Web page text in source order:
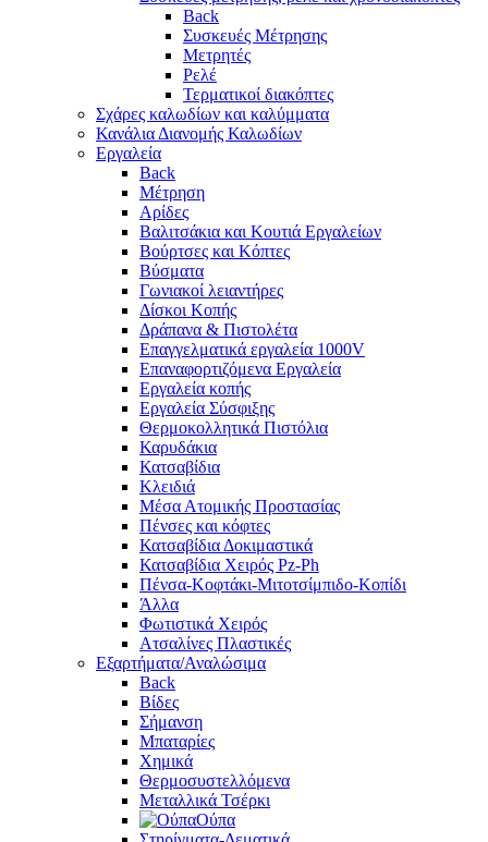
Back
Συσκευές Μέτρησης
Μετρητές
Ρελέ
Τερματικοί διακόπτες
Σχάρες καλωδίων και καλύμματα
Κανάλια Διανομής Καλωδίων
Εργαλεία
Back
Μέτρηση
Αρίδες
Βαλιτσάκια και Κουτιά Εργαλείων
Βούρτσες και Κόπτες
Βύσματα
Γωνιακοί λειαντήρες
Δίσκοι Κοπής
Δράπανα & Πιστολέτα
Επαγγελματικά εργαλεία 1000V
Επαναφορτιζόμενα Εργαλεία
Εργαλεία κοπής
Εργαλεία Σύσφιξης
Θερμοκολλητικά Πιστόλια
Καρυδάκια
Κατσαβίδια
Κλειδιά
Μέσα Ατομικής Προστασίας
Πένσες και κόφτες
Κατσαβίδια Δοκιμαστικά
Κατσαβίδια Χειρός Pz-Ph
Πένσα-Κοφτάκι-Μιτοτσίμπιδο-Κοπίδι
Άλλα
Φωτιστικά Χειρός
Ατσαλίνες Πλαστικές
Εξαρτήματα/Αναλώσιμα
Back
Βίδες
Σήμανση
Μπαταρίες
Χημικά
Θερμοσυστελλόμενα
Μεταλλικά Τσέρκι
Ούπα